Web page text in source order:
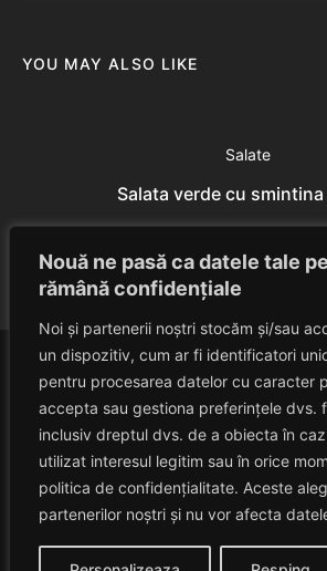
Nouă ne pasă ca datele tale
rămână confidențiale
Noi și partenerii noștri stocăm și/sau
un dispozitiv, cum ar fi identificatori
pentru procesarea datelor cu caracter
accepta sau gestiona preferințele dvs.
inclusiv dreptul dvs. de a obiecta în
utilizat interesul legitim sau în orice
politica de confidențialitate. Aceste
partenerilor noștri și nu vor afecta
YOU MAY ALSO LIKE
Salate
Salata verde cu
Eduard Nedelcu July 7,
HAVANACAFE